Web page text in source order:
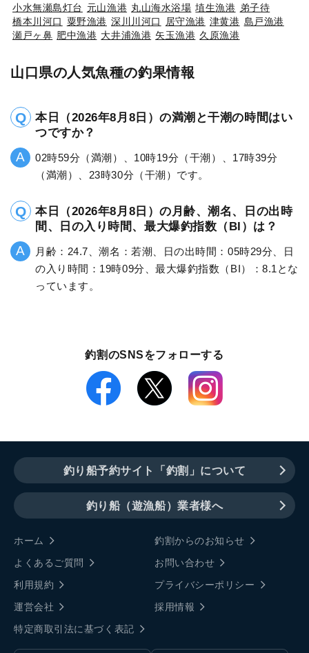
小水無瀬島灯台 元山漁港 丸山海水浴場 埴生漁港 弟子待
橋本川河口 粟野漁港 深川川河口 居守漁港 津黄港 島戸漁港
瀬戸ヶ鼻 肥中漁港 大井浦漁港 矢玉漁港 久原漁港
山口県の人気魚種の釣果情報
本日（2026年8月8日）の満潮と干潮の時間はい
つですか？
02時59分（満潮）、10時19分（干潮）、17時39分
（満潮）、23時30分（干潮）です。
本日（2026年8月8日）の月齢、潮名、日の出時
間、日の入り時間、最大爆釣指数（BI）は？
月齢：24.7、潮名：若潮、日の出時間：05時29分、日
の入り時間：19時09分、最大爆釣指数（BI）：8.1とな
っています。
釣割のSNSをフォローする
釣り船予約サイト「釣割」について
釣り船（遊漁船）業者様へ
ホーム
釣割からのお知らせ
よくあるご質問
お問い合わせ
利用規約
プライバシーポリシー
運営会社
採用情報
特定商取引法に基づく表記